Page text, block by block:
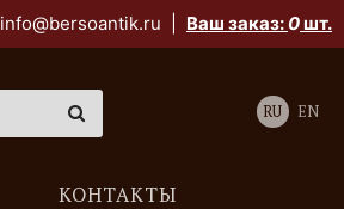
info@bersoantik.ru Ваш заказ:0шт.
КОНТАКТЫ
RU EN